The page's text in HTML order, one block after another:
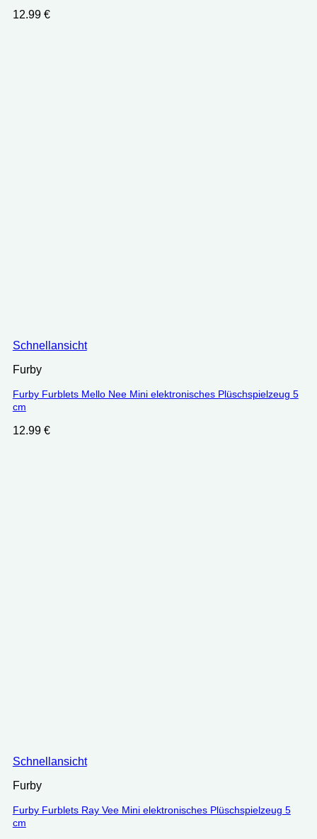
12.99 €
Schnellansicht
Furby
Furby Furblets Mello Nee Mini elektronisches Plüschspielzeug 5
cm
12.99 €
Schnellansicht
Furby
Furby Furblets Ray Vee Mini elektronisches Plüschspielzeug 5
cm